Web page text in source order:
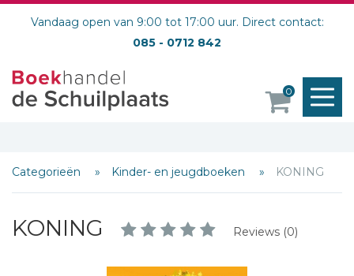
Vandaag open van 9:00 tot 17:00 uur. Direct contact:
085 - 0712 842
0
Categorieën Kinder- en jeugdboeken KONING
KONING Reviews (0)